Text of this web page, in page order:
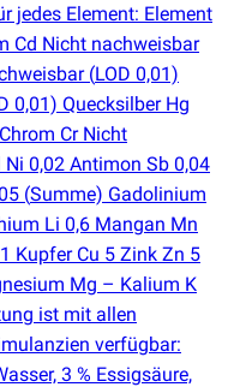
jedes Element: Element
Cd Nicht nachweisbar
(LOD 0,01)
0,01) Quecksilber Hg
Cr Nicht
Ni 0,02 Antimon Sb 0,04
(Summe) Gadolinium
Li 0,6 Mangan Mn
Kupfer Cu 5 Zink Zn 5
Mg – Kalium K
ist mit allen
verfügbar:
3 % Essigsäure,